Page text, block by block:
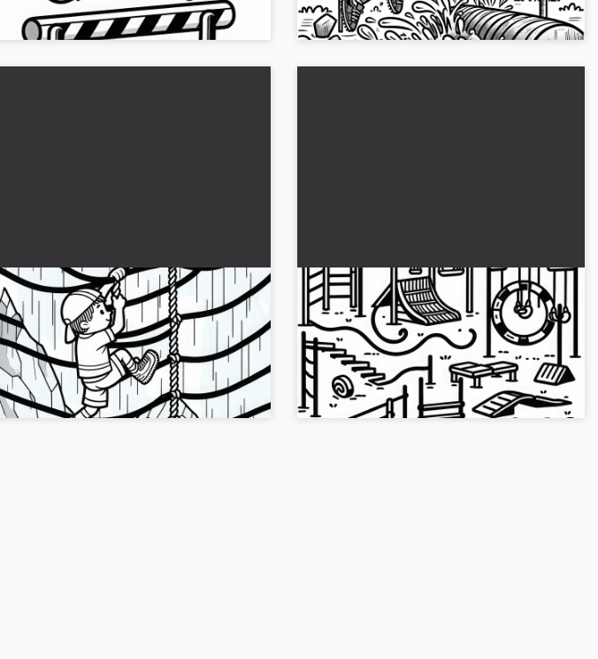
boyayın!...
Engelli koşucu ipten yapılmış duvarı
tırmanıyor - Ücretsiz basit boyama
sayfası
Engelli koşucusunun heyecan verici motifini
yaşa. Boyama şablonunu ücretsiz indir ve
renklerle hayat ver!...
Engelli koşu için engelli parkur
boyama şablonu ücretsiz
Heyecan verici bir engelli parkurunun ücretsiz
boyama şablonunu al! Resmi indir ve
rengarenk boyayıp süsle!...